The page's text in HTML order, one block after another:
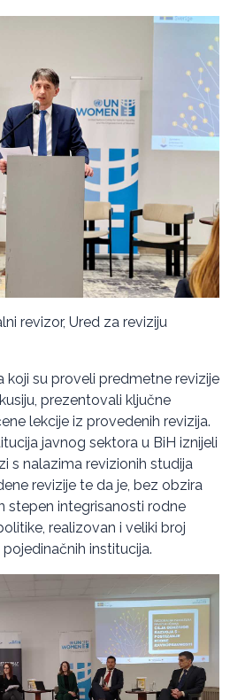
revizor, Ured za reviziju
su proveli predmetne revizije
prezentovali ključne
lekcije iz provedenih revizija.
javnog sektora u BiH iznijeli
s nalazima revizionih studija
revizije te da je, bez obzira
stepen integrisanosti rodne
realizovan i veliki broj
institucija.